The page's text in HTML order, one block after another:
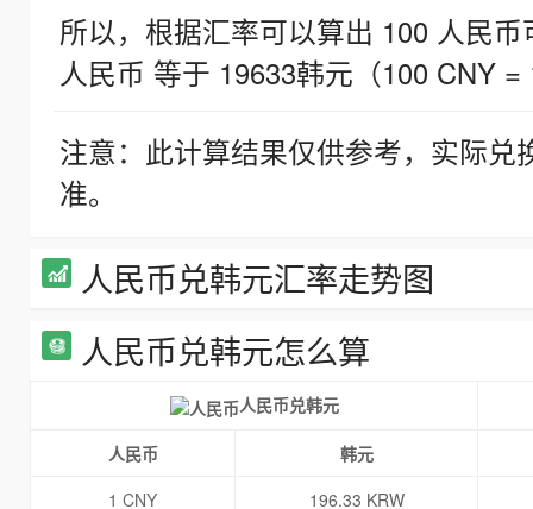
所以，根据汇率可以算出 100 人民
人民币 等于 19633韩元（100 CNY =
注意：此计算结果仅供参考，实际
准。
人民币兑韩元汇率走势图
人民币兑韩元怎么算
人民币兑韩元
人民币
韩元
1 CNY
196.33 KRW